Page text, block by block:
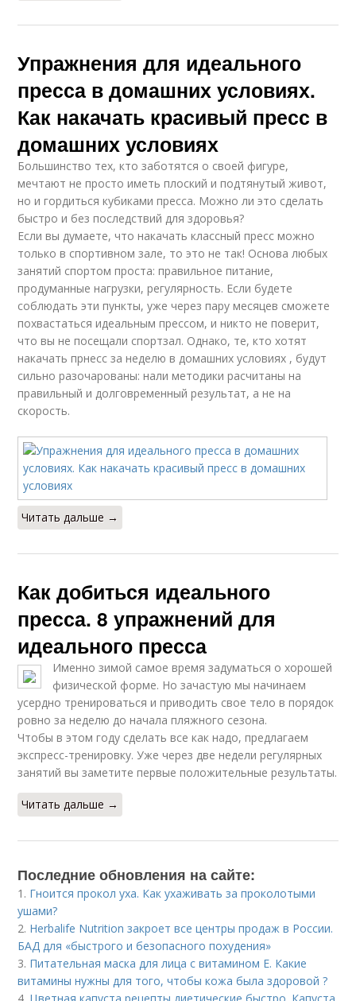
Упражнения для идеального
пресса в домашних условиях.
Как накачать красивый пресс в
домашних условиях
Большинство тех, кто заботятся о своей фигуре,
мечтают не просто иметь плоский и подтянутый живот,
но и гордиться кубиками пресса. Можно ли это сделать
быстро и без последствий для здоровья?
Если вы думаете, что накачать классный пресс можно
только в спортивном зале, то это не так! Основа любых
занятий спортом проста: правильное питание,
продуманные нагрузки, регулярность. Если будете
соблюдать эти пункты, уже через пару месяцев сможете
похвастаться идеальным прессом, и никто не поверит,
что вы не посещали спортзал. Однако, те, кто хотят
накачать прнесс за неделю в домашних условиях , будут
сильно разочарованы: нали методики расчитаны на
правильный и долговременный результат, а не на
скорость.
Читать дальше →
Как добиться идеального
пресса. 8 упражнений для
идеального пресса
Именно зимой самое время задуматься о хорошей
физической форме. Но зачастую мы начинаем
усердно тренироваться и приводить свое тело в порядок
ровно за неделю до начала пляжного сезона.
Чтобы в этом году сделать все как надо, предлагаем
экспресс-тренировку. Уже через две недели регулярных
занятий вы заметите первые положительные результаты.
Читать дальше →
Последние обновления на сайте:
1. Гноится прокол уха. Как ухаживать за проколотыми
ушами?
2. Herbalife Nutrition закроет все центры продаж в России.
БАД для «быстрого и безопасного похудения»
3. Питательная маска для лица с витамином Е. Какие
витамины нужны для того, чтобы кожа была здоровой ?